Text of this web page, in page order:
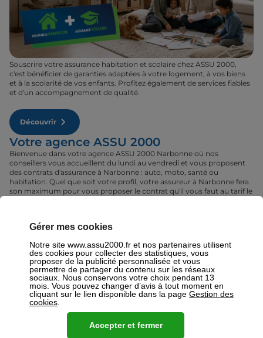
Souscrire votre assurance habitation et scolaire chez ASSU 2000,
c'est bénéficier de garanties adaptées à votre logement, à vos biens
et à la scolarité de vos enfants. Profitez également de services fiables
et d'un accompagnement de qualité.
Découvrir
Votre agence ASSU 2000
Bienvenue dans votre agence ASSU 2000 Narbonne où nos
conseillers vous accueillent du lundi au vendredi et vous proposent
des contrats d'assurance à Narbonne : auto, moto, santé ou
habitation. Quel que soit votre profil, votre assureur à Narbonne fera
son maximum pour vous proposer le contrat qu'il vous faut au tarif le
Nos offres pour les particuliers
Assurance Auto
Des tarifs adaptés à tous les profils
de conducteurs. Jeunes permis,
Gérer mes cookies
Notre site www.assu2000.fr et nos partenaires utilisent
des cookies pour collecter des statistiques, vous
proposer de la publicité personnalisée et vous
permettre de partager du contenu sur les réseaux
sociaux. Nous conservons votre choix pendant 13
mois. Vous pouvez changer d’avis à tout moment en
cliquant sur le lien disponible dans la page Gestion des
cookies
Accepter et fermer